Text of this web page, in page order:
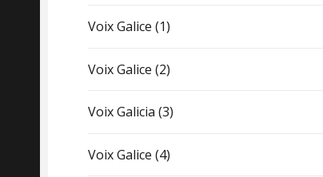
Voix Galice (1)
Voix Galice (2)
Voix Galicia (3)
Voix Galice (4)